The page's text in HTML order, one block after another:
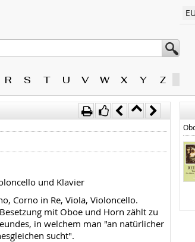
R S T U V W X Y Z
und Klavier
Corno in Re, Viola, Violoncello.
mit Oboe und Horn zählt zu
in welchem man "an natürlicher
sucht".